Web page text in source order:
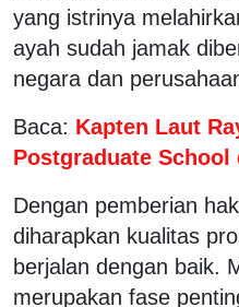
yang istrinya
ayah sudah jamak
negara dan
Baca: Kapten Laut
Postgraduate School
Dengan pemberian
diharapkan kualitas
berjalan dengan baik.
merupakan fase